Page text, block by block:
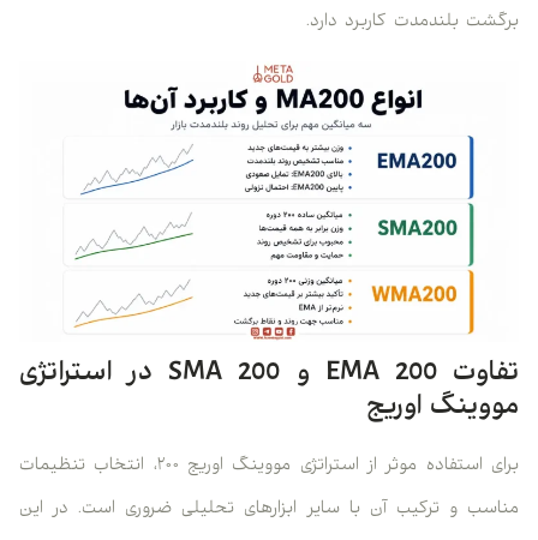
برگشت بلندمدت کاربرد دارد.
تفاوت EMA 200 و SMA 200 در استراتژی
مووینگ اوریج
برای استفاده موثر از استراتژی مووینگ اوریج ۲۰۰، انتخاب تنظیمات
مناسب و ترکیب آن با سایر ابزارهای تحلیلی ضروری است. در این